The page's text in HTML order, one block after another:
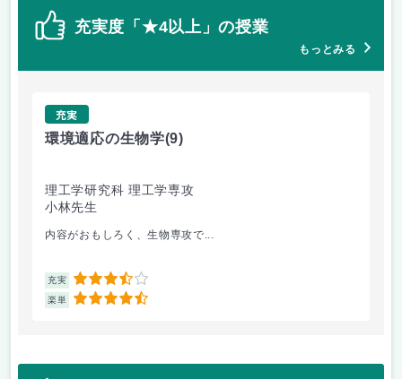
充実度「★4以上」の授業
もっとみる
充実
環境適応の生物学(9)
理工学研究科 理工学専攻
小林先生
内容がおもしろく、生物専攻で...
充実 3.5
楽単 4.5